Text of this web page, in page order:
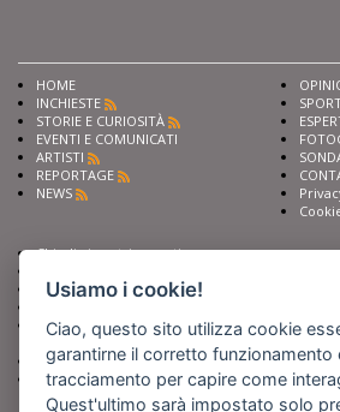
HOME
INCHIESTE
STORIE E CURIOSITÀ
EVENTI E COMUNICATI
ARTISTI
REPORTAGE
NEWS
Chiedi ai nostri esperti
Fai pubblicità con noi
Iscriviti al nostro corso di
giornalismo
Compra i nostri libri
Entra in Barinedita Map
Usiamo i cookie!
Ciao, questo sito utilizza cookie
garantirne il corretto funzionamento
tracciamento per capire come
Quest'ultimo sarà impostato solo